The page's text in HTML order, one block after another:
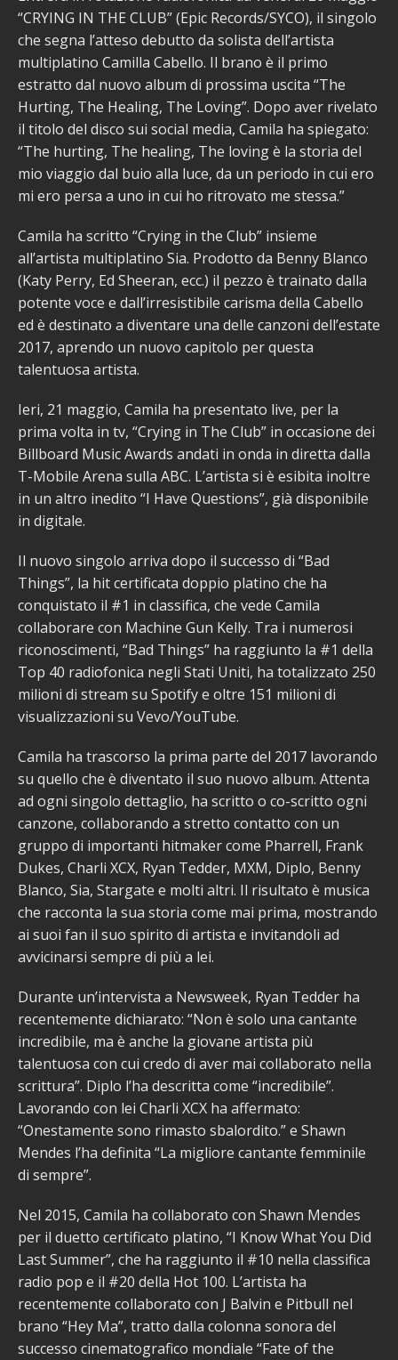
“CRYING IN THE CLUB” (Epic Records/SYCO), il singolo
che segna l’atteso debutto da solista dell’artista
multiplatino Camilla Cabello. Il brano è il primo
estratto dal nuovo album di prossima uscita “The
Hurting, The Healing, The Loving”. Dopo aver rivelato
il titolo del disco sui social media, Camila ha spiegato:
“The hurting, The healing, The loving è la storia del
mio viaggio dal buio alla luce, da un periodo in cui ero
mi ero persa a uno in cui ho ritrovato me stessa.”
Camila ha scritto “Crying in the Club” insieme
all’artista multiplatino Sia. Prodotto da Benny Blanco
(Katy Perry, Ed Sheeran, ecc.) il pezzo è trainato dalla
potente voce e dall’irresistibile carisma della Cabello
ed è destinato a diventare una delle canzoni dell’estate
2017, aprendo un nuovo capitolo per questa
talentuosa artista.
Ieri, 21 maggio, Camila ha presentato live, per la
prima volta in tv, “Crying in The Club” in occasione dei
Billboard Music Awards andati in onda in diretta dalla
T-Mobile Arena sulla ABC. L’artista si è esibita inoltre
in un altro inedito “I Have Questions”, già disponibile
in digitale.
Il nuovo singolo arriva dopo il successo di “Bad
Things”, la hit certificata doppio platino che ha
conquistato il #1 in classifica, che vede Camila
collaborare con Machine Gun Kelly. Tra i numerosi
riconoscimenti, “Bad Things” ha raggiunto la #1 della
Top 40 radiofonica negli Stati Uniti, ha totalizzato 250
milioni di stream su Spotify e oltre 151 milioni di
visualizzazioni su Vevo/YouTube.
Camila ha trascorso la prima parte del 2017 lavorando
su quello che è diventato il suo nuovo album. Attenta
ad ogni singolo dettaglio, ha scritto o co-scritto ogni
canzone, collaborando a stretto contatto con un
gruppo di importanti hitmaker come Pharrell, Frank
Dukes, Charli XCX, Ryan Tedder, MXM, Diplo, Benny
Blanco, Sia, Stargate e molti altri. Il risultato è musica
che racconta la sua storia come mai prima, mostrando
ai suoi fan il suo spirito di artista e invitandoli ad
avvicinarsi sempre di più a lei.
Durante un’intervista a Newsweek, Ryan Tedder ha
recentemente dichiarato: “Non è solo una cantante
incredibile, ma è anche la giovane artista più
talentuosa con cui credo di aver mai collaborato nella
scrittura”. Diplo l’ha descritta come “incredibile”.
Lavorando con lei Charli XCX ha affermato:
“Onestamente sono rimasto sbalordito.” e Shawn
Mendes l’ha definita “La migliore cantante femminile
di sempre”.
Nel 2015, Camila ha collaborato con Shawn Mendes
per il duetto certificato platino, “I Know What You Did
Last Summer”, che ha raggiunto il #10 nella classifica
radio pop e il #20 della Hot 100. L’artista ha
recentemente collaborato con J Balvin e Pitbull nel
brano “Hey Ma”, tratto dalla colonna sonora del
successo cinematografico mondiale “Fate of the